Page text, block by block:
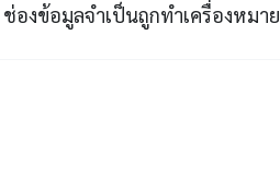
ช่องข้อมูลจำเป็นถูกทำเครื่องหมาย